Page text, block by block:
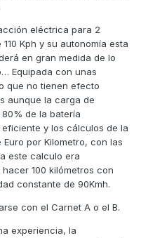
eléctrica para 2
Kph y su autonomía esta
en gran medida de lo
Equipada con unas
que no tienen efecto
aunque la carga de
de la batería
y los cálculos de la
por Kilometro, con las
este calculo era
100 kilómetros con
constante de 90Kmh.
con el Carnet A o el B.
experiencia, la